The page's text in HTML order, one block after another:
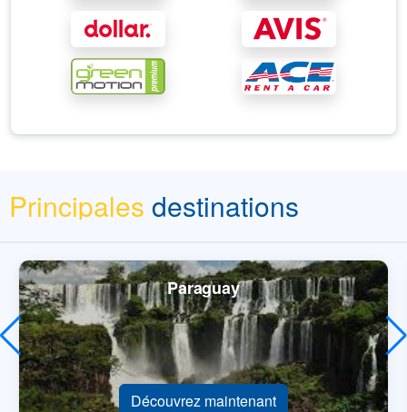
Principales destinations
Paraguay
Découvrez maintenant